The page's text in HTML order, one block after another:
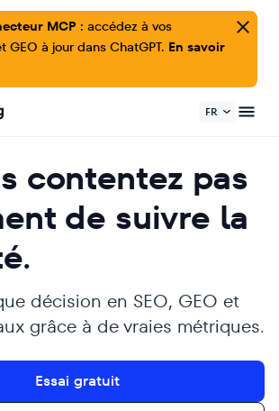
MCP : accédez à vos
GEO à jour dans ChatGPT. En savoir
FR
contentez pas
de suivre la
décision en SEO, GEO et
grâce à de vraies métriques.
Essai gratuit